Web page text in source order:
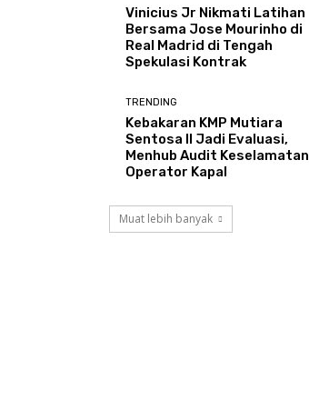
Vinicius Jr Nikmati Latihan
Bersama Jose Mourinho di
Real Madrid di Tengah
Spekulasi Kontrak
TRENDING
Kebakaran KMP Mutiara
Sentosa II Jadi Evaluasi,
Menhub Audit Keselamatan
Operator Kapal
Muat lebih banyak